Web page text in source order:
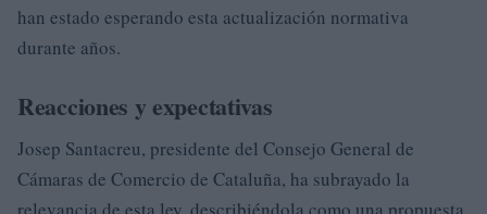
han estado esperando esta actualización normativa
durante años.
Reacciones y expectativas
Josep Santacreu, presidente del Consejo General de
Cámaras de Comercio de Cataluña, ha subrayado la